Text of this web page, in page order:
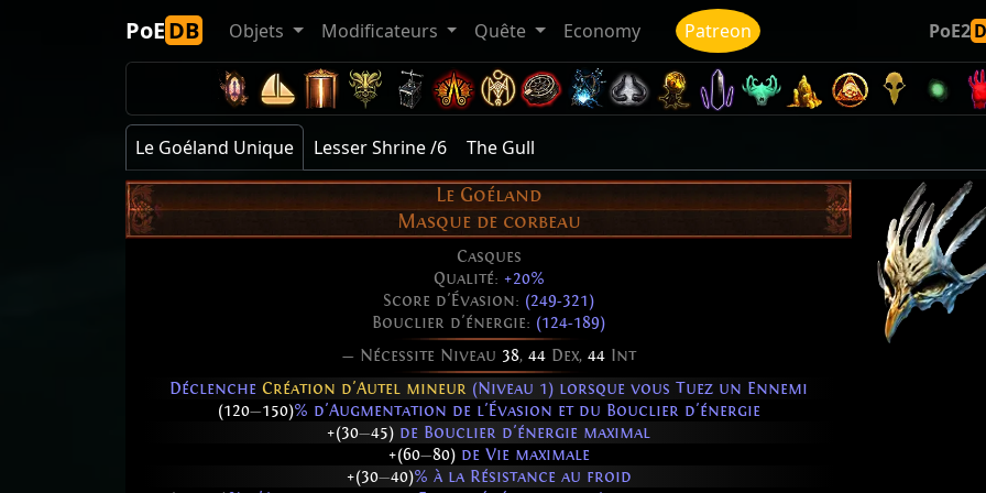
PoEDB Objets Modificateurs Quête Economy Patreon PoE2
Le Goéland Unique Lesser Shrine /6
The Gull
Le Goéland
Masque de corbeau
Casques
Qualité: +20%
Score d'Évasion: (249-321)
Bouclier d'énergie: (124-189)
— Nécessite Niveau 38, 44Dex, 44Int
Déclenche Création d'Autel mineur (Niveau 1) lorsque vous Tuez un Ennemi
(120—150)% d'Augmentation de l'Évasion et du Bouclier d'énergie
+(30—45) de Bouclier d'énergie maximal
+(60—80)de Vie maximale
+(30—40)% à la Résistance au froid